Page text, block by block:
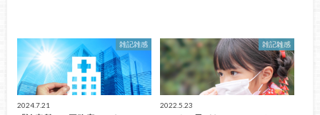
雑記雑感
2024.7.21
雑記雑感
2022.5.23